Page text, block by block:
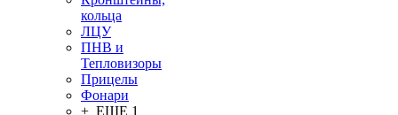
кольца
ЛЦУ
ПНВ и
Тепловизоры
Прицелы
Фонари
+ ЕЩЕ 1